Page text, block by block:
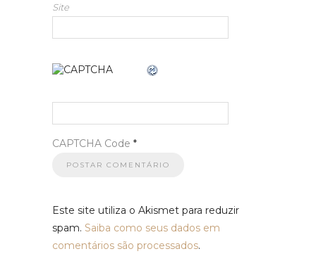
Site
CAPTCHA Code *
Este site utiliza o Akismet para reduzir
spam. Saiba como seus dados em
comentários são processados.